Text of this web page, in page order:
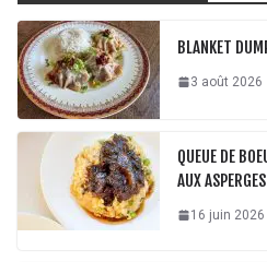
BLANKET
3 août 2026
QUEUE DE
AUX ASPERGES
16 juin 2026